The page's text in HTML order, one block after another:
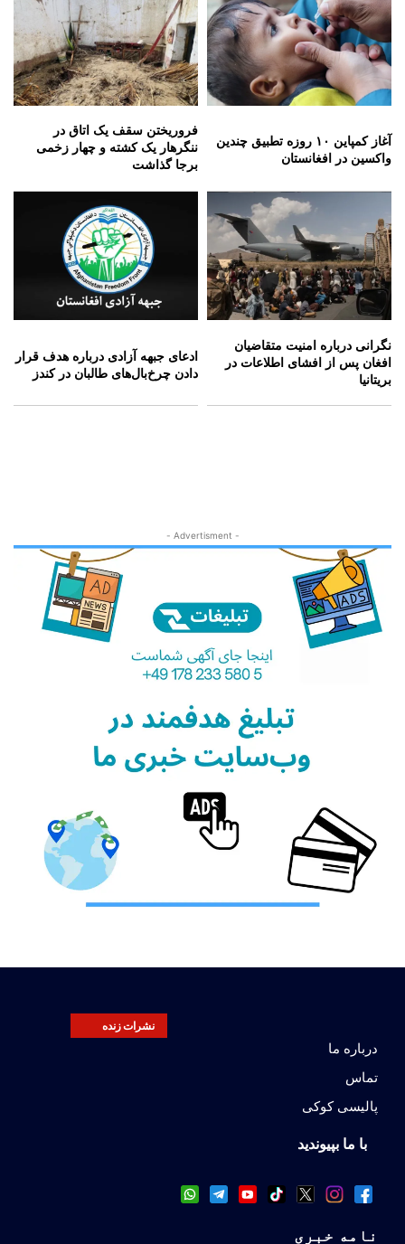
آغاز کمپاین ۱۰ روزه تطبیق چندین
واکسین در افغانستان
فروریختن سقف یک اتاق در
ننگرهار یک کشته و چهار زخمی
برجا گذاشت
نگرانی درباره امنیت متقاضیان
افغان پس از افشای اطلاعات در
بریتانیا
ادعای جبهه آزادی درباره هدف قرار
دادن چرخ‌بال‌های طالبان در کندز
- Advertisment -
نشرات زنده
درباره ما
تماس
پالیسی کوکی
با ما بپیوندید
نامه خبری